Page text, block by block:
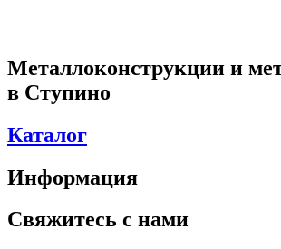
Металлоконструкции и
в Ступино
Каталог
Информация
Свяжитесь с нами